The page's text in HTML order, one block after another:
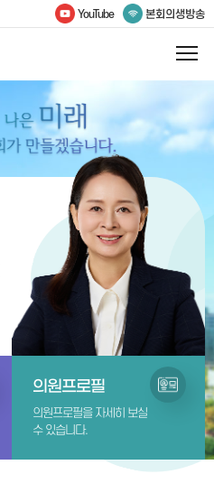
YouTube 본회의생방송
의원프로필
의원프로필을 자세히 보실
수 있습니다.